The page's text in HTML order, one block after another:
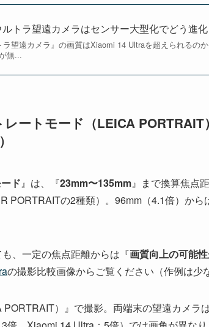
ルトラ望遠カメラはセンサー大型化でどう進
望遠カメラ』の画質はXiaomi 14 Ultraを超えられるの
無...
ートモード（LEICA
ド』は、『23mm〜135mm』まで換算焦点
PORTRAITの2種類）。96mm（4.1倍）から
、一定の焦点距離からは『画質向上の可能
の撮影比較画像からご覧ください（作例は少
）』で撮影。両端末の望遠カメラ